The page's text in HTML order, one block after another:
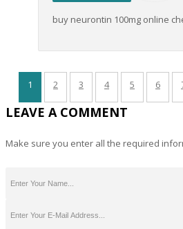
buy neurontin 100mg online
1 2 3 4 5 6
LEAVE A COMMENT
Make sure you enter all the required